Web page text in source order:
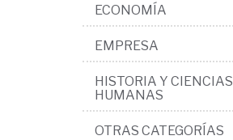
ECONOMÍA
EMPRESA
HISTORIA Y CIENCIAS
HUMANAS
OTRAS CATEGORÍAS